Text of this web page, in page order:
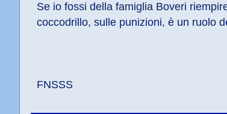
Se io fossi della famiglia Boveri
coccodrillo, sulle punizioni, è un ruolo
FNSSS